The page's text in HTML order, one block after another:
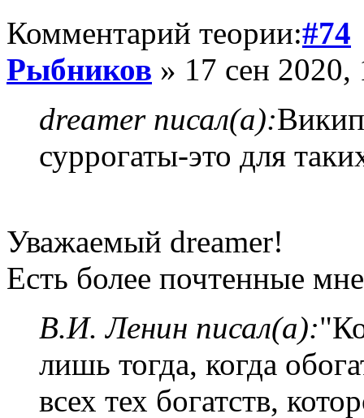
Комментарий теории:#74
Рыбников » 17 сен 2020,
dreamer писал(а):
суррогаты-это для
Уважаемый dreamer!
Есть более почтенные
В.И. Ленин писал(а):
лишь тогда, когда
всех тех богатств,